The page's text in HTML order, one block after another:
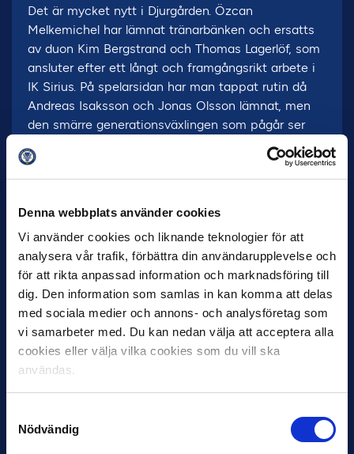
Denna webbplats använder cookies
Vi använder cookies och liknande teknologier för att
analysera vår trafik, förbättra din användarupplevelse och
för att rikta anpassad information och marknadsföring till
dig. Den information som samlas in kan komma att delas
med sociala medier och annons- och analysföretag som
vi samarbeter med. Du kan nedan välja att acceptera alla
cookies eller välja vilka cookies som du vill ska
användas.
Nödvändig
Det är mycket nytt i Djurgården. Özcan
Melkemichel har lämnat tränarbänken och ersatts
av duon Kim Bergstrand och Thomas Lagerlöf, som
ansluter efter ett långt och framgångsrikt arbete i
IK Sirius. På spelarsidan har man tappat rutin då
Andreas Isaksson och Jonas Olsson lämnat, men
den smärre generationsväxlingen som pågår ser
Under de senaste två övergångsfönsterna har
spännande spelare, med Erik Berg (f.d. Johansson),
Mohamed Buya Turay, Astrit Ajdarevic och nyblivne
norske landslagsmålvakten ”PK” Bråtveit i spetsen.
– Vi ska fortsätta spela en framåtlutad fotboll,
framför allt på hemmaplan. Det är otroligt många
bra lag i Allsvenskan, men vi ska göra vad vi kan för
att vara med och hota om de allra översta
platserna, säger Thomas Lagerlöf på Allsvenskans
upptaktsträff
Tränare: Kim Bergstrand och Thomas Lagerlöf